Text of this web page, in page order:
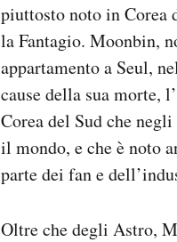
piuttosto noto in Corea
la Fantagio. Moonbin,
appartamento a Seul,
cause della sua morte,
Corea del Sud che
il mondo, e che è noto
parte dei fan e
Oltre che degli Astro,